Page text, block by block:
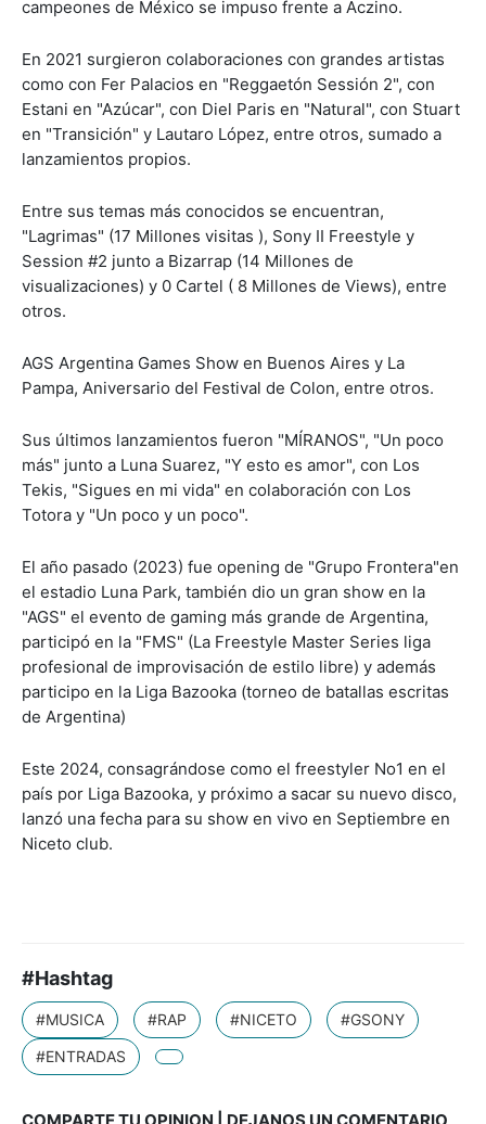
campeones de México se impuso frente a Aczino.
En 2021 surgieron colaboraciones con grandes artistas
como con Fer Palacios en "Reggaetón Sessión 2", con
Estani en "Azúcar", con Diel Paris en "Natural", con Stuart
en "Transición" y Lautaro López, entre otros, sumado a
lanzamientos propios.
Entre sus temas más conocidos se encuentran,
"Lagrimas" (17 Millones visitas ), Sony II Freestyle y
Session #2 junto a Bizarrap (14 Millones de
visualizaciones) y 0 Cartel ( 8 Millones de Views), entre
otros.
AGS Argentina Games Show en Buenos Aires y La
Pampa, Aniversario del Festival de Colon, entre otros.
Sus últimos lanzamientos fueron "MÍRANOS", "Un poco
más" junto a Luna Suarez, "Y esto es amor", con Los
Tekis, "Sigues en mi vida" en colaboración con Los
Totora y "Un poco y un poco".
El año pasado (2023) fue opening de "Grupo Frontera"en
el estadio Luna Park, también dio un gran show en la
"AGS" el evento de gaming más grande de Argentina,
participó en la "FMS" (La Freestyle Master Series liga
profesional de improvisación de estilo libre) y además
participo en la Liga Bazooka (torneo de batallas escritas
de Argentina)
Este 2024, consagrándose como el freestyler No1 en el
país por Liga Bazooka, y próximo a sacar su nuevo disco,
lanzó una fecha para su show en vivo en Septiembre en
Niceto club.
#Hashtag
#MUSICA #RAP #NICETO
#GSONY
#ENTRADAS